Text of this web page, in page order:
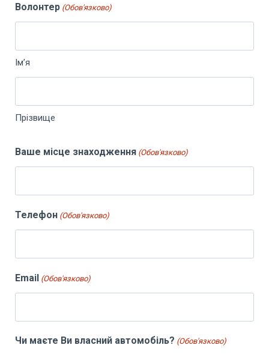
Волонтер (Обов'язково)
Ім’я
Прізвище
Ваше місце знаходження (Обов'язково)
Телефон (Обов'язково)
Email (Обов'язково)
Чи маєте Ви власний автомобіль? (Обов'язково)